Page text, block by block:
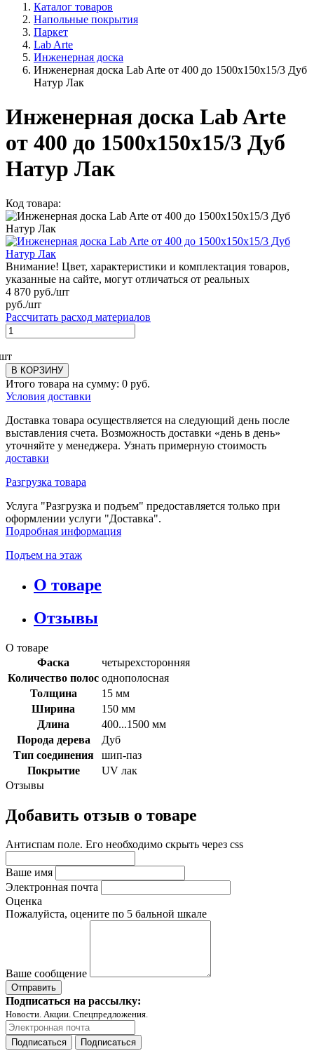
Каталог товаров
Напольные покрытия
Паркет
Lab Arte
Инженерная доска
Инженерная доска Lab Arte от 400 до 1500х150х15/3 Дуб
Натур Лак
Инженерная доска Lab Arte
от 400 до 1500х150х15/3 Дуб
Натур Лак
Код товара:
Внимание! Цвет, характеристики и комплектация товаров,
указанные на сайте, могут отличаться от реальных
4 870 руб./шт
руб./шт
Рассчитать расход материалов
В КОРЗИНУ
Итого товара на сумму: 0 руб.
Условия доставки
Доставка товара осуществляется на следующий день после
выставления счета. Возможность доставки «день в день»
уточняйте у менеджера. Узнать примерную стоимость
доставки
Разгрузка товара
Услуга "Разгрузка и подъем" предоставляется только при
оформлении услуги "Доставка".
Подробная информация
Подъем на этаж
О товаре
Отзывы
О товаре
Фаска
четырехсторонняя
Количество полос однополосная
Толщина
15 мм
Ширина
150 мм
Длина
400...1500 мм
Порода дерева
Дуб
Тип соединения
шип-паз
Покрытие
UV лак
Отзывы
Добавить отзыв о товаре
Антиспам поле. Его необходимо скрыть через css
Ваше имя
Электронная почта
Оценка
Пожалуйста, оцените по 5 бальной шкале
Ваше сообщение
Подписаться на рассылку:
Новости. Акции. Спецпредложения.
Подписаться Подписаться